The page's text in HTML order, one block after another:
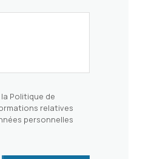
Politique de
relatives
personnelles